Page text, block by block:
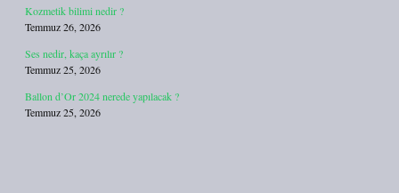
Kozmetik bilimi nedir ?
Temmuz 26, 2026
Ses nedir, kaça ayrılır ?
Temmuz 25, 2026
Ballon d’Or 2024 nerede yapılacak ?
Temmuz 25, 2026